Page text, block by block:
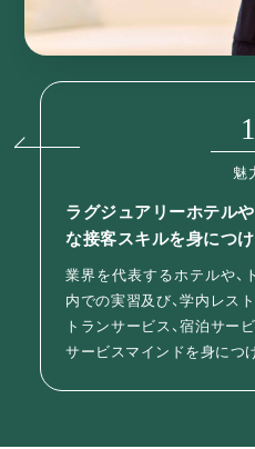
2
魅
オーストラリア語学留
プで英会話力が身につく
オーストラリアでの語学留
を通して英語で仕事ができ
性を身につけ、海外のお
なります。